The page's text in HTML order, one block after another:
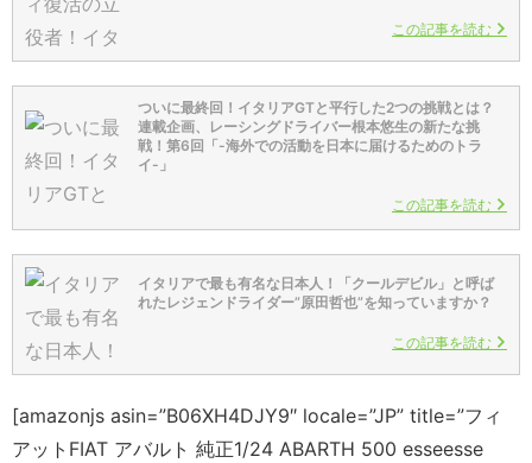
この記事を読む
ついに最終回！イタリアGTと平行した2つの挑戦とは？
連載企画、レーシングドライバー根本悠生の新たな挑
戦！第6回「-海外での活動を日本に届けるためのトラ
イ-」
この記事を読む
イタリアで最も有名な日本人！「クールデビル」と呼ば
れたレジェンドライダー”原田哲也”を知っていますか？
この記事を読む
[amazonjs asin=”B06XH4DJY9″ locale=”JP” title=”フィ
アットFIAT アバルト 純正1/24 ABARTH 500 esseesse